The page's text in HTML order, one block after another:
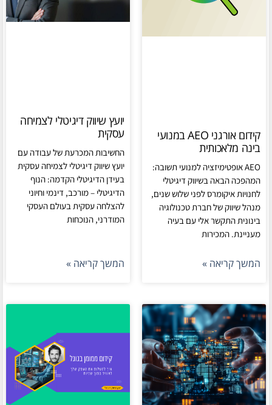
קידום אורגני AEO במנועי
בינה מלאכותית
AEO אופטימיזציה למנועי תשובה:
המהפכה הבאה בשיווק דיגיטלי
לחנויות איקומרס לפני שלוש שנים,
מנהל שיווק של חברת טכנולוגיה
בינונית התקשר אלי עם בעיה
מעניינת. המכירות
המשך קריאה »
יועץ שיווק דיגיטלי לצמיחה
עסקית
החשיבות המכרעת של עבודה עם
יועץ שיווק דיגיטלי לצמיחה עסקית
בעידן הדיגיטלי הקדמה: הנוף
הדיגיטלי – מורכב, דינמי וחיוני
להצלחה עסקית בעולם העסקי
המודרני, הנוכחות
המשך קריאה »